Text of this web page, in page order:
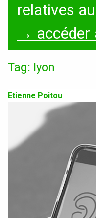
Graphisme,
Espace, Usages,
Textile,
Catalogue de
International
relatives
→ accéder
Tag: lyon
Etienne Poitou